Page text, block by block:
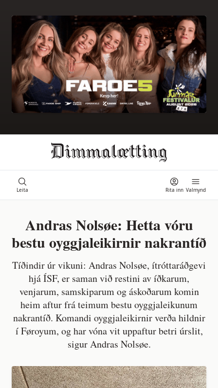
Leita Valmynd
Rita inn
Ongi úrslit
Andras Nolsøe: Hetta vóru
bestu oyggjaleikirnir nakrantíð
Tíðindir úr vikuni: Andras Nolsøe, ítróttaráðgevi
hjá ÍSF, er saman við restini av íðkarum,
venjarum, samskiparum og áskoðarum komin
heim aftur frá teimum bestu oyggjaleikunum
nakrantíð. Komandi oyggjaleikirnir verða hildnir
í Føroyum, og har vóna vit uppaftur betri úrslit,
sigur Andras Nolsøe.